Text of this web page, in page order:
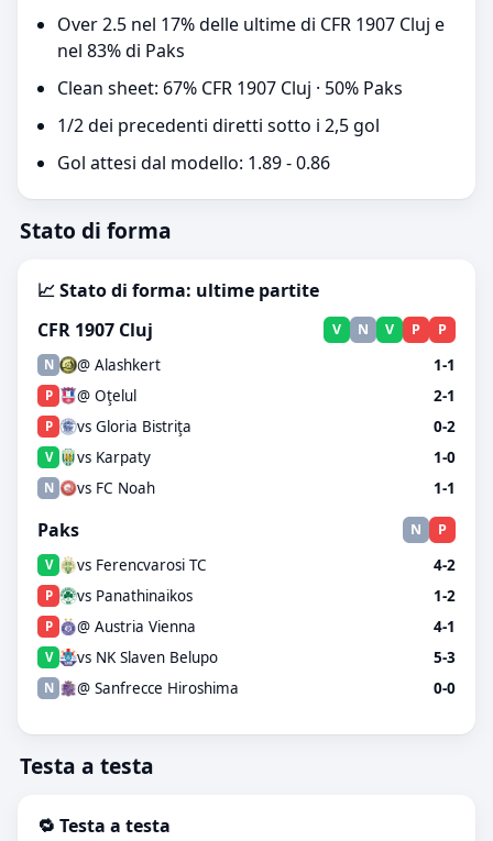
Over 2.5 nel 17% delle ultime di CFR 1907 Cluj e
nel 83% di Paks
Clean sheet: 67% CFR 1907 Cluj · 50% Paks
1/2 dei precedenti diretti sotto i 2,5 gol
Gol attesi dal modello: 1.89 - 0.86
Stato di forma
📈 Stato di forma: ultime partite
CFR 1907 Cluj
V N V P P
N @ Alashkert 1-1
P @ Oţelul 2-1
P vs Gloria Bistriţa 0-2
V vs Karpaty 1-0
N vs FC Noah 1-1
Paks N P
V vs Ferencvarosi TC 4-2
P vs Panathinaikos 1-2
P @ Austria Vienna 4-1
V vs NK Slaven Belupo 5-3
N @ Sanfrecce Hiroshima 0-0
Testa a testa
🔁 Testa a testa